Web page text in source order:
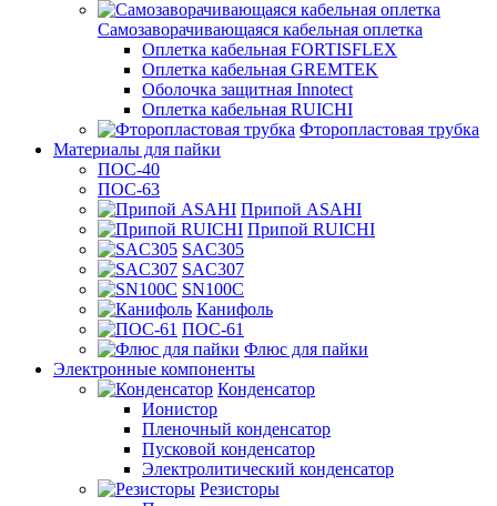
Самозаворачивающаяся кабельная оплетка
Оплетка кабельная FORTISFLEX
Оплетка кабельная GREMTEK
Оболочка защитная Innotect
Оплетка кабельная RUICHI
Фторопластовая трубка
Материалы для пайки
ПОС-40
ПОС-63
Припой ASAHI
Припой RUICHI
SAC305
SAC307
SN100C
Канифоль
ПОС-61
Флюс для пайки
Электронные компоненты
Конденсатор
Ионистор
Пленочный конденсатор
Пусковой конденсатор
Электролитический конденсатор
Резисторы